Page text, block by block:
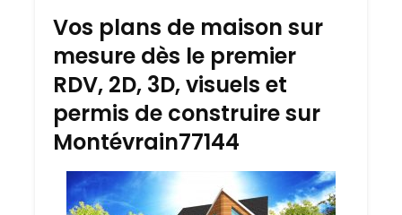
Vos plans de maison sur
mesure dès le premier
RDV, 2D, 3D, visuels et
permis de construire sur
Montévrain77144